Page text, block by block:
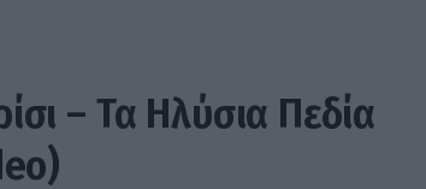
– Τα Ηλύσια Πεδία